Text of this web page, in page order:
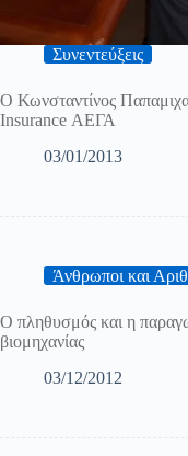
Συνεντεύξεις
Ο Κωνσταντίνος
Insurance ΑΕΓΑ
03/01/2013
Άνθρωποι και
Ο πληθυσμός και η
βιομηχανίας
03/12/2012